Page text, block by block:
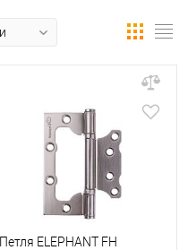
Петля ELEPHANT FH